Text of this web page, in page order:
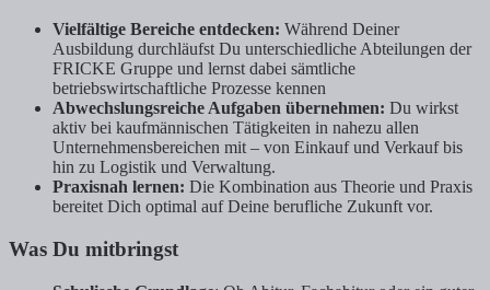
Vielfältige Bereiche entdecken: Während Deiner
Ausbildung durchläufst Du unterschiedliche Abteilungen der
FRICKE Gruppe und lernst dabei sämtliche
betriebswirtschaftliche Prozesse kennen
Abwechslungsreiche Aufgaben übernehmen: Du wirkst
aktiv bei kaufmännischen Tätigkeiten in nahezu allen
Unternehmensbereichen mit – von Einkauf und Verkauf bis
hin zu Logistik und Verwaltung.
Praxisnah lernen: Die Kombination aus Theorie und Praxis
bereitet Dich optimal auf Deine berufliche Zukunft vor.
Was Du mitbringst